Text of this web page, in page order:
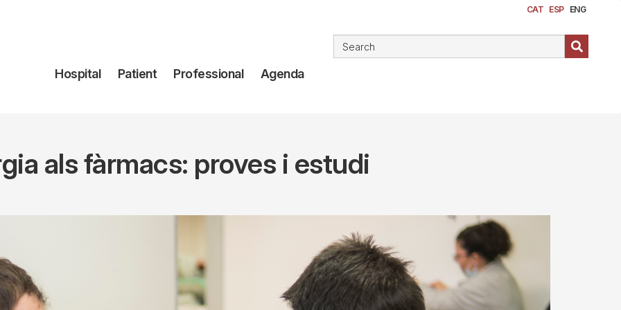
CAT ESP ENG
Navegación
Hospital Patient Professional Agenda
als fàrmacs: proves i estudi